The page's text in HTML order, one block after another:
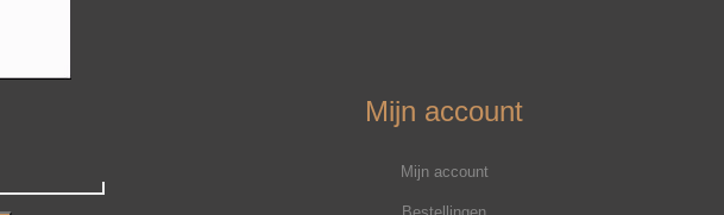
Mijn account
Mijn account